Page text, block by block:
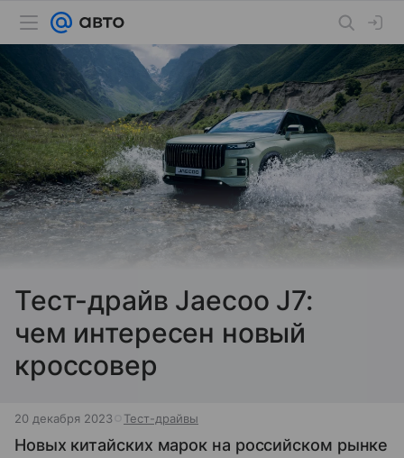
Тест-драйв Jaecoo J7:
чем интересен новый
кроссовер
20 декабря 2023 Тест-драйвы
Новых китайских марок на российском рынке